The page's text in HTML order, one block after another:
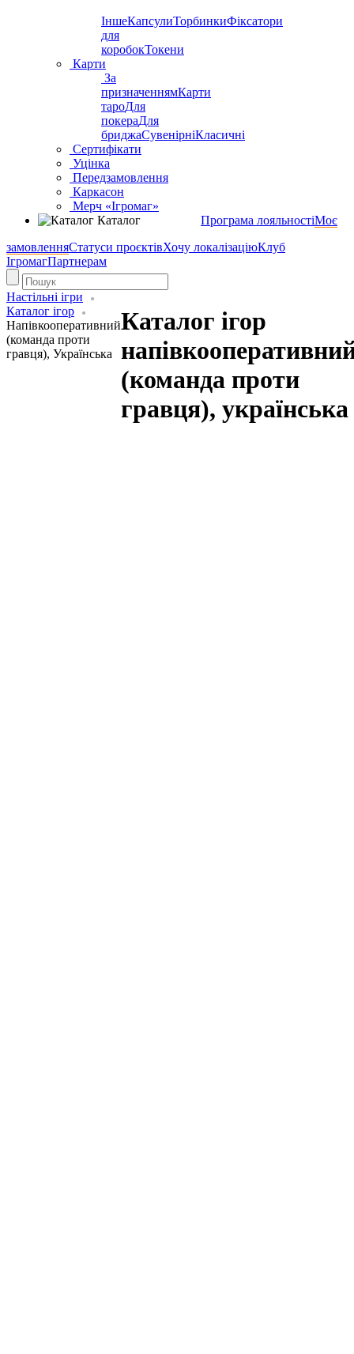
ІншеКапсулиТорбинкиФіксатори
для
коробокТокени
Карти
За
призначеннямКарти
тароДля
покераДля
бриджаСувенірніКласичні
Сертифікати
Уцінка
Передзамовлення
Каркасон
Мерч «Ігромаг»
Каталог
Програма лояльностіМоє
замовленняСтатуси проєктівХочу локалізаціюКлуб
ІгромагПартнерам
Настільні ігри
Каталог ігор
Напівкооперативний
(команда проти
гравця), Українська
Каталог ігор
(команда проти
гравця), українська